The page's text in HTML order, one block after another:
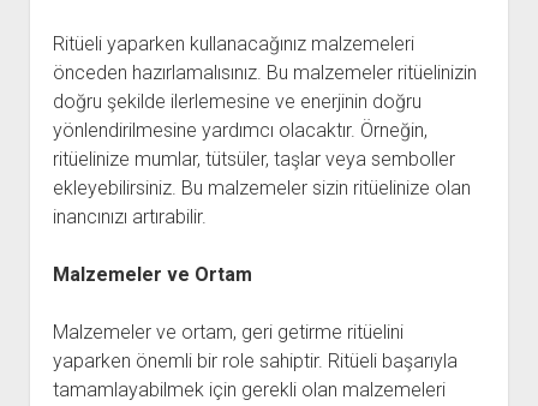
Ritüeli yaparken kullanacağınız malzemeleri
önceden hazırlamalısınız. Bu malzemeler ritüelinizin
doğru şekilde ilerlemesine ve enerjinin doğru
yönlendirilmesine yardımcı olacaktır. Örneğin,
ritüelinize mumlar, tütsüler, taşlar veya semboller
ekleyebilirsiniz. Bu malzemeler sizin ritüelinize olan
inancınızı artırabilir.
Malzemeler ve Ortam
Malzemeler ve ortam, geri getirme ritüelini
yaparken önemli bir role sahiptir. Ritüeli başarıyla
tamamlayabilmek için gerekli olan malzemeleri